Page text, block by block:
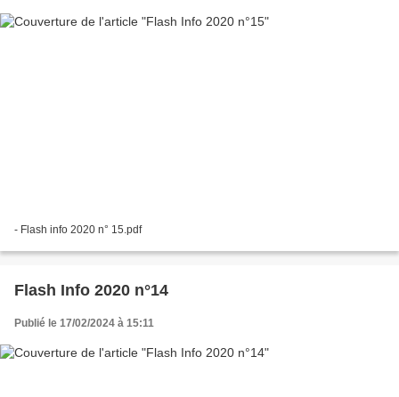
- Flash info 2020 n° 15.pdf
Flash Info 2020 n°14
Publié le 17/02/2024 à 15:11